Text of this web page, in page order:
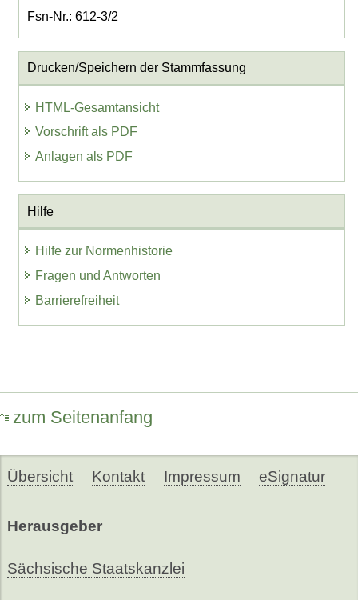
Fsn-Nr.: 612-3/2
Drucken/Speichern der Stammfassung
HTML-Gesamtansicht
Vorschrift als PDF
Anlagen als PDF
Hilfe
Hilfe zur Normenhistorie
Fragen und Antworten
Barrierefreiheit
zum Seitenanfang
Übersicht Kontakt Impressum eSignatur
Herausgeber
Sächsische Staatskanzlei